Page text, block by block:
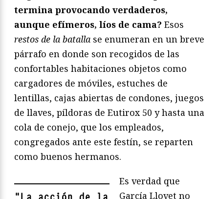
termina provocando verdaderos,
aunque efímeros, líos de cama? Esos
restos de la batalla se enumeran en un breve
párrafo en donde son recogidos de las
confortables habitaciones objetos como
cargadores de móviles, estuches de
lentillas, cajas abiertas de condones, juegos
de llaves, píldoras de Eutirox 50 y hasta una
cola de conejo, que los empleados,
congregados ante este festín, se reparten
como buenos hermanos.
Es verdad que
García Llovet no